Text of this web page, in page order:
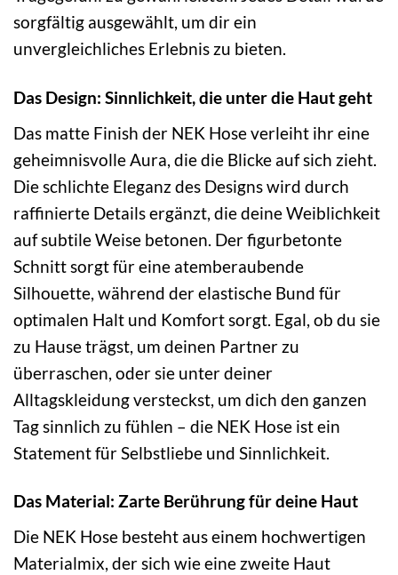
sorgfältig ausgewählt, um dir ein
unvergleichliches Erlebnis zu bieten.
Das Design: Sinnlichkeit, die unter die Haut geht
Das matte Finish der NEK Hose verleiht ihr eine
geheimnisvolle Aura, die die Blicke auf sich zieht.
Die schlichte Eleganz des Designs wird durch
raffinierte Details ergänzt, die deine Weiblichkeit
auf subtile Weise betonen. Der figurbetonte
Schnitt sorgt für eine atemberaubende
Silhouette, während der elastische Bund für
optimalen Halt und Komfort sorgt. Egal, ob du sie
zu Hause trägst, um deinen Partner zu
überraschen, oder sie unter deiner
Alltagskleidung versteckst, um dich den ganzen
Tag sinnlich zu fühlen – die NEK Hose ist ein
Statement für Selbstliebe und Sinnlichkeit.
Das Material: Zarte Berührung für deine Haut
Die NEK Hose besteht aus einem hochwertigen
Materialmix, der sich wie eine zweite Haut